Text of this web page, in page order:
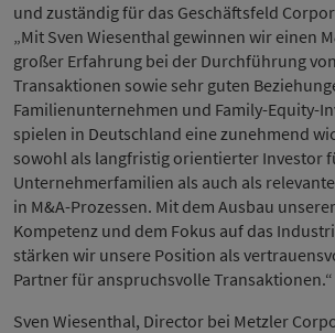
und zuständig für das Geschäftsfeld
„Mit Sven Wiesenthal gewinnen wir einen
großer Erfahrung bei der Durchführung
Transaktionen sowie sehr guten
Familienunternehmen und Family-Equity-
spielen in Deutschland eine zunehmend
sowohl als langfristig orientierter Investor
Unternehmerfamilien als auch als
in M&A-Prozessen. Mit dem Ausbau
Kompetenz und dem Fokus auf das
stärken wir unsere Position als
Partner für anspruchsvolle Transaktionen.“
Sven Wiesenthal, Director bei Metzler